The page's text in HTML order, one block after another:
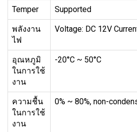
Temper Supported
พลังงาน
ไฟ
Voltage: DC 12V
อุณหภูมิ
ในการใช้
งาน
-20°C ~ 50°C
ความชื้น
ในการใช้
งาน
0% ~ 80%, non-